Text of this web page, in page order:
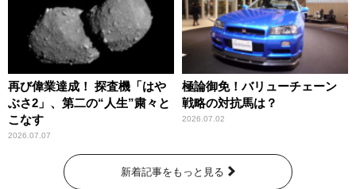
再び偉業達成！ 探査機「はや
ぶさ2」、第二の“人生”粛々と
こなす
2026.07.07
極論御免！バリューチェーン
戦略の対抗馬は？
2026.07.02
新着記事をもっと見る